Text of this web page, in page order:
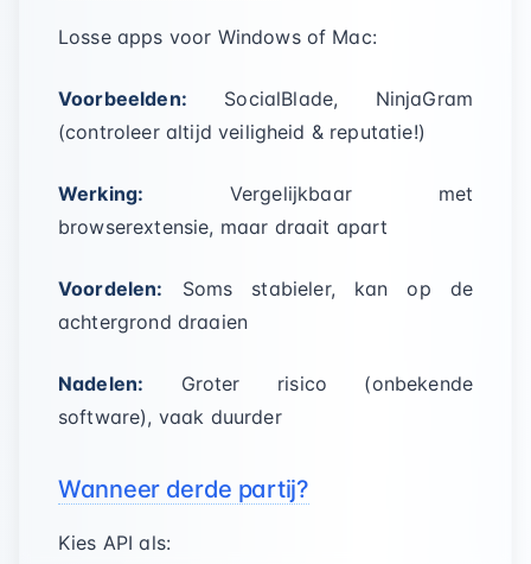
Losse apps voor Windows of Mac:
Voorbeelden: SocialBlade, NinjaGram
(controleer altijd veiligheid & reputatie!)
Werking: Vergelijkbaar met
browserextensie, maar draait apart
Voordelen: Soms stabieler, kan op de
achtergrond draaien
Nadelen: Groter risico (onbekende
software), vaak duurder
Wanneer derde partij?
Kies API als: